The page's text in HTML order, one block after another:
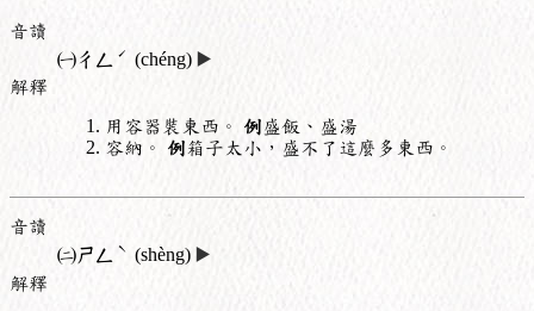
音讀
㈠ㄔㄥ ˊ (chéng) ▶️
解釋
用容器裝東西。 例盛飯、盛湯
容納。 例箱子太小，盛不了這麼多東西。
音讀
㈡ㄕㄥ ˋ (shèng) ▶️
解釋